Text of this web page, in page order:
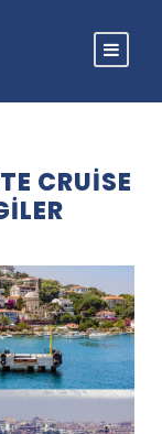
CRUISE